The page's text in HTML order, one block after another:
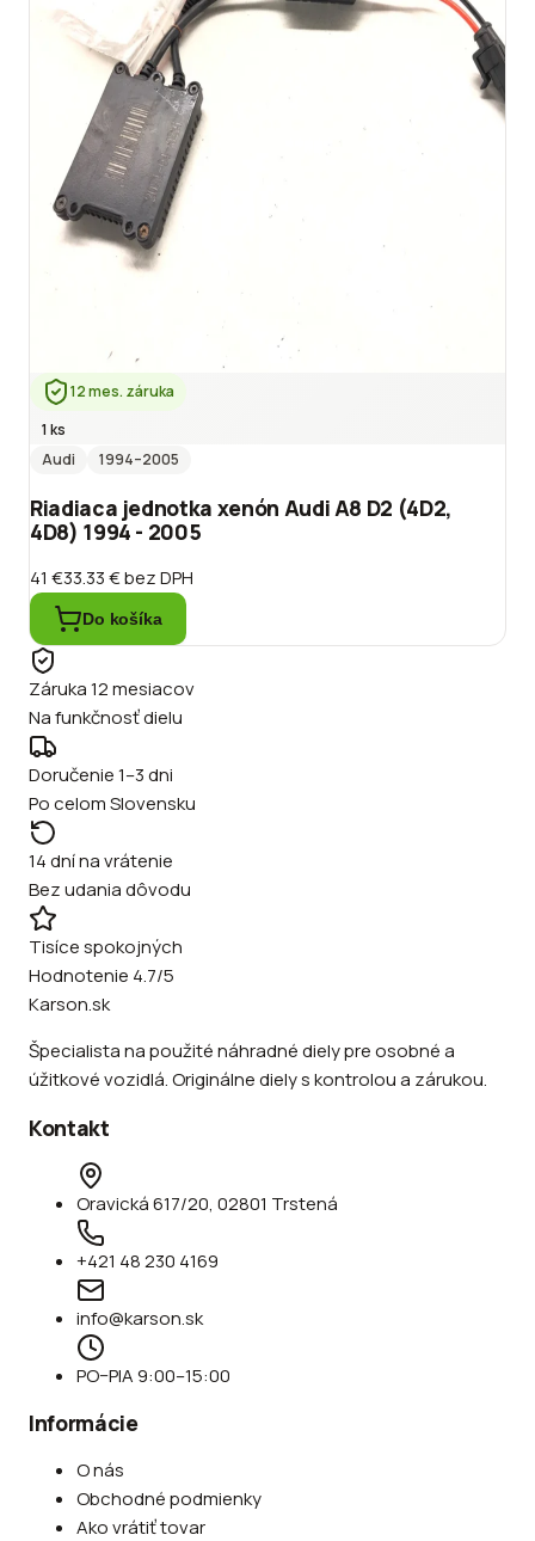
12 mes. záruka
1 ks
Audi
1994–2005
Riadiaca jednotka xenón Audi A8 D2 (4D2,
4D8) 1994 - 2005
41 €33.33 €bez DPH
Do košíka
Záruka 12 mesiacov
Na funkčnosť dielu
Doručenie 1–3 dni
Po celom Slovensku
14 dní na vrátenie
Bez udania dôvodu
Tisíce spokojných
Hodnotenie 4.7/5
Karson.sk
Špecialista na použité náhradné diely pre osobné a
úžitkové vozidlá. Originálne diely s kontrolou a zárukou.
Kontakt
Oravická 617/20, 02801 Trstená
+421 48 230 4169
info@karson.sk
PO–PIA 9:00–15:00
Informácie
O nás
Obchodné podmienky
Ako vrátiť tovar